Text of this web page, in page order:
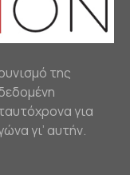
της
για
γι’ αυτήν.